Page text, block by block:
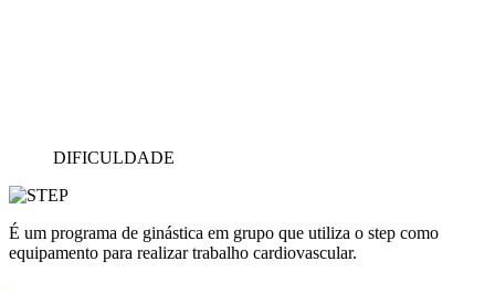
DIFICULDADE
É um programa de ginástica em grupo que utiliza o step como
equipamento para realizar trabalho cardiovascular.